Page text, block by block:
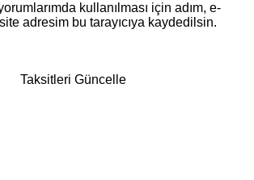
kullanılması için adım, e-
adresim bu tarayıcıya kaydedilsin.
Taksitleri Güncelle